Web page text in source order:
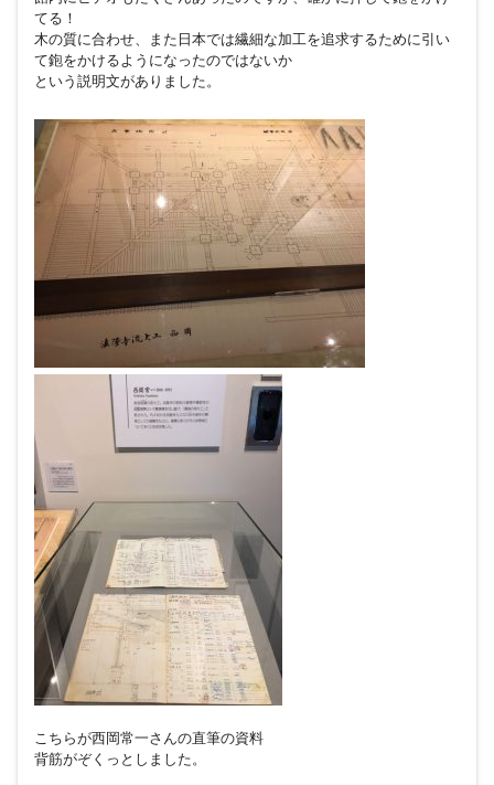
てる！
木の質に合わせ、また日本では繊細な加工を追求するために引い
て鉋をかけるようになったのではないか
という説明文がありました。
こちらが西岡常一さんの直筆の資料
背筋がぞくっとしました。